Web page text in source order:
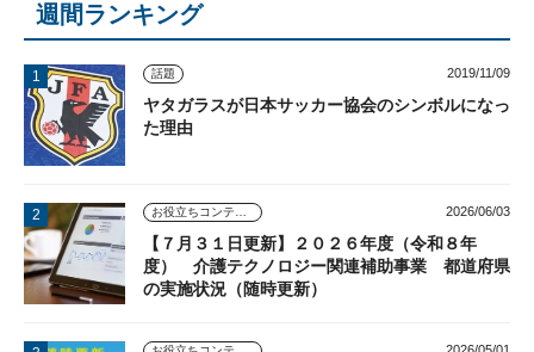
週間ランキング
話題 2019/11/09
ヤタガラスが日本サッカー協会のシンボルになっ
た理由
お役立ちコンテンツ 2026/06/03
【７月３１日更新】２０２６年度（令和８年
度） 介護テクノロジー関連補助事業 都道府県
の実施状況（随時更新）